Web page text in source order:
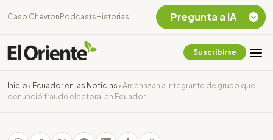
Caso Chevron Podcasts Historias
Suscribirse
Inicio › Ecuador en las Noticias › Amenazan a integrante de grupo que
denunció fraude electoral en Ecuador
Pregunta a IA
Chevron Ecuador